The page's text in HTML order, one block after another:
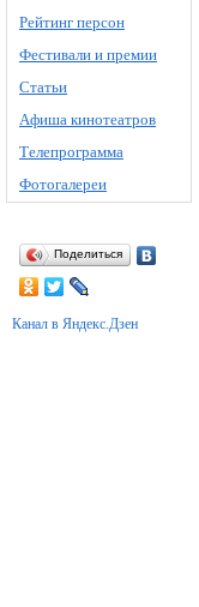
Рейтинг персон
Фестивали и премии
Статьи
Афиша кинотеатров
Телепрограмма
Фотогалереи
Поделиться
Канал в Яндекс.Дзен